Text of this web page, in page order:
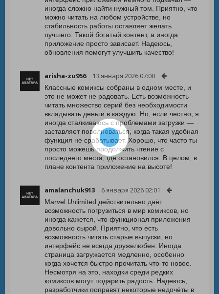
иногда сложно найти нужный том. Приятно, что
можно читать на любом устройстве, но
стабильность работы оставляет желать
лучшего. Такой богатый контент, а иногда
приложение просто зависает. Надеюсь,
обновления помогут улучшить качество!
arisha-zu956 13 января 2026 07:00
Классные комиксы собраны в одном месте, и
это не может не радовать. Есть возможность
читать множество серий без необходимости
вкладывать деньги в каждую. Но, если честно, я
иногда сталкиваюсь с проблемами загрузки —
заставляет поволноваться, когда такая удобная
функция не срабатывает. Хорошо, что часто ты
просто можешь продолжить чтение с
последнего места, где остановился. В целом, в
плане контента приложение на высоте!
amalanchuk913 6 января 2026 02:01
Marvel Unlimited действительно даёт
возможность погрузиться в мир комиксов, но
иногда кажется, что функционал приложения
довольно сырой. Приятно, что есть
возможность читать старые выпуски, но
интерфейс не всегда дружелюбен. Иногда
страница загружается медленно, особенно
когда хочется быстро прочитать что-то новое.
Несмотря на это, находки среди редких
комиксов могут подарить радость. Надеюсь,
разработчики поправят некоторые недочёты в